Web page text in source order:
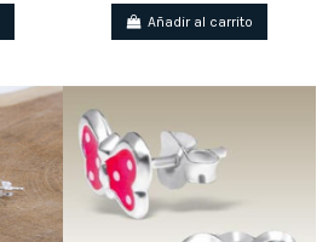
Añadir al carrito